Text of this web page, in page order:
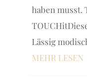
haben musst.
Lässig
MEHR LESEN